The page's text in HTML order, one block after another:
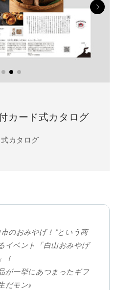
カード式カタログ
カタログ
のおみやげ！”という商
イベント「白山おみやげ
！
が一挙にあつまったギフ
だモン♪